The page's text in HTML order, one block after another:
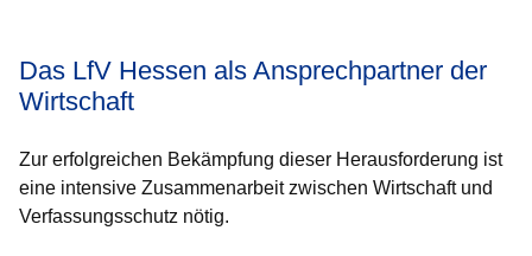
Das LfV Hessen als Ansprechpartner der
Wirtschaft
Zur erfolgreichen Bekämpfung dieser Herausforderung ist
eine intensive Zusammenarbeit zwischen Wirtschaft und
Verfassungsschutz nötig.